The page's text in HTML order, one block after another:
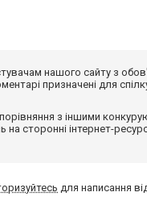
нашого сайту з
призначені для
з іншими
на сторонні інтернет-
для написання